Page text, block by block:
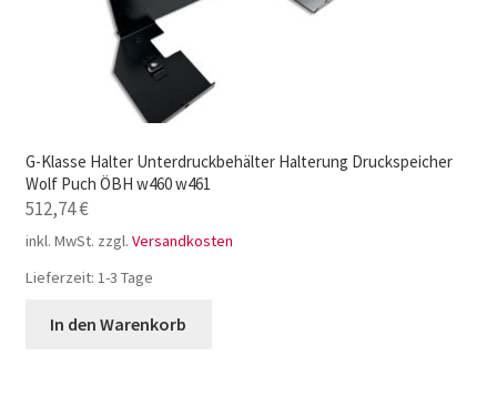
G-Klasse Halter Unterdruckbehälter Halterung Druckspeicher
Wolf Puch ÖBH w460 w461
512,74€
inkl. MwSt. zzgl. Versandkosten
Lieferzeit: 1-3 Tage
In den Warenkorb